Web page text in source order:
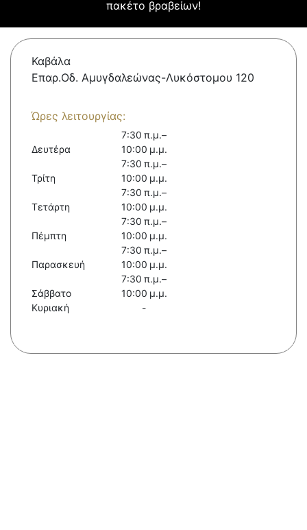
πακέτο βραβείων!
Καβάλα
Επαρ.Οδ. Αμυγδαλεώνας-Λυκόστομου 120
Ώρες λειτουργίας:
Δευτέρα
7:30 π.μ.–
10:00 μ.μ.
Τρίτη
7:30 π.μ.–
10:00 μ.μ.
Τετάρτη
7:30 π.μ.–
10:00 μ.μ.
Πέμπτη
7:30 π.μ.–
10:00 μ.μ.
Παρασκευή
7:30 π.μ.–
10:00 μ.μ.
Σάββατο
7:30 π.μ.–
10:00 μ.μ.
Κυριακή
-